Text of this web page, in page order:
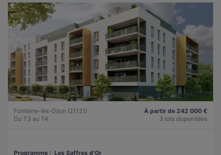
Fontaine-lès-Dijon (21121)
Du T3 au T4
À partir de 242 000 €
3 lots disponibles
Programme : Les Saffres d'Or